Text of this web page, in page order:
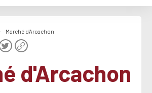
Marché d'Arcachon
d'Arcachon